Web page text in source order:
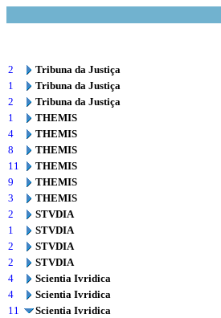
2
Tribuna da Justiça
1
Tribuna da Justiça
2
Tribuna da Justiça
1
THEMIS
4
THEMIS
8
THEMIS
11
THEMIS
9
THEMIS
3
THEMIS
2
STVDIA
1
STVDIA
2
STVDIA
2
STVDIA
4
Scientia Ivridica
4
Scientia Ivridica
11
Scientia Ivridica